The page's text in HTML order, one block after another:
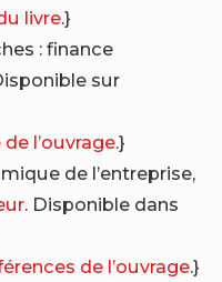
livre.}
: finance
sur
de l’ouvrage.}
de l’entreprise,
. Disponible dans
de l’ouvrage.}